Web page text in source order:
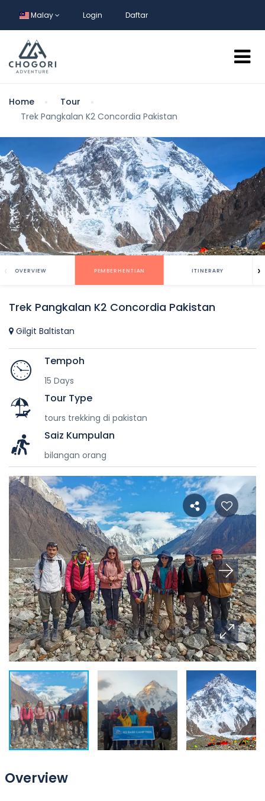
Malay Login Daftar
Home
Tour
Trek Pangkalan K2 Concordia Pakistan
OVERVIEW PEMBERHENTIAN ITINERARY
‹ ›
Trek Pangkalan K2 Concordia Pakistan
Gilgit Baltistan
Tempoh
15 Days
Tour Type
tours trekking di pakistan
Saiz Kumpulan
bilangan orang
Overview